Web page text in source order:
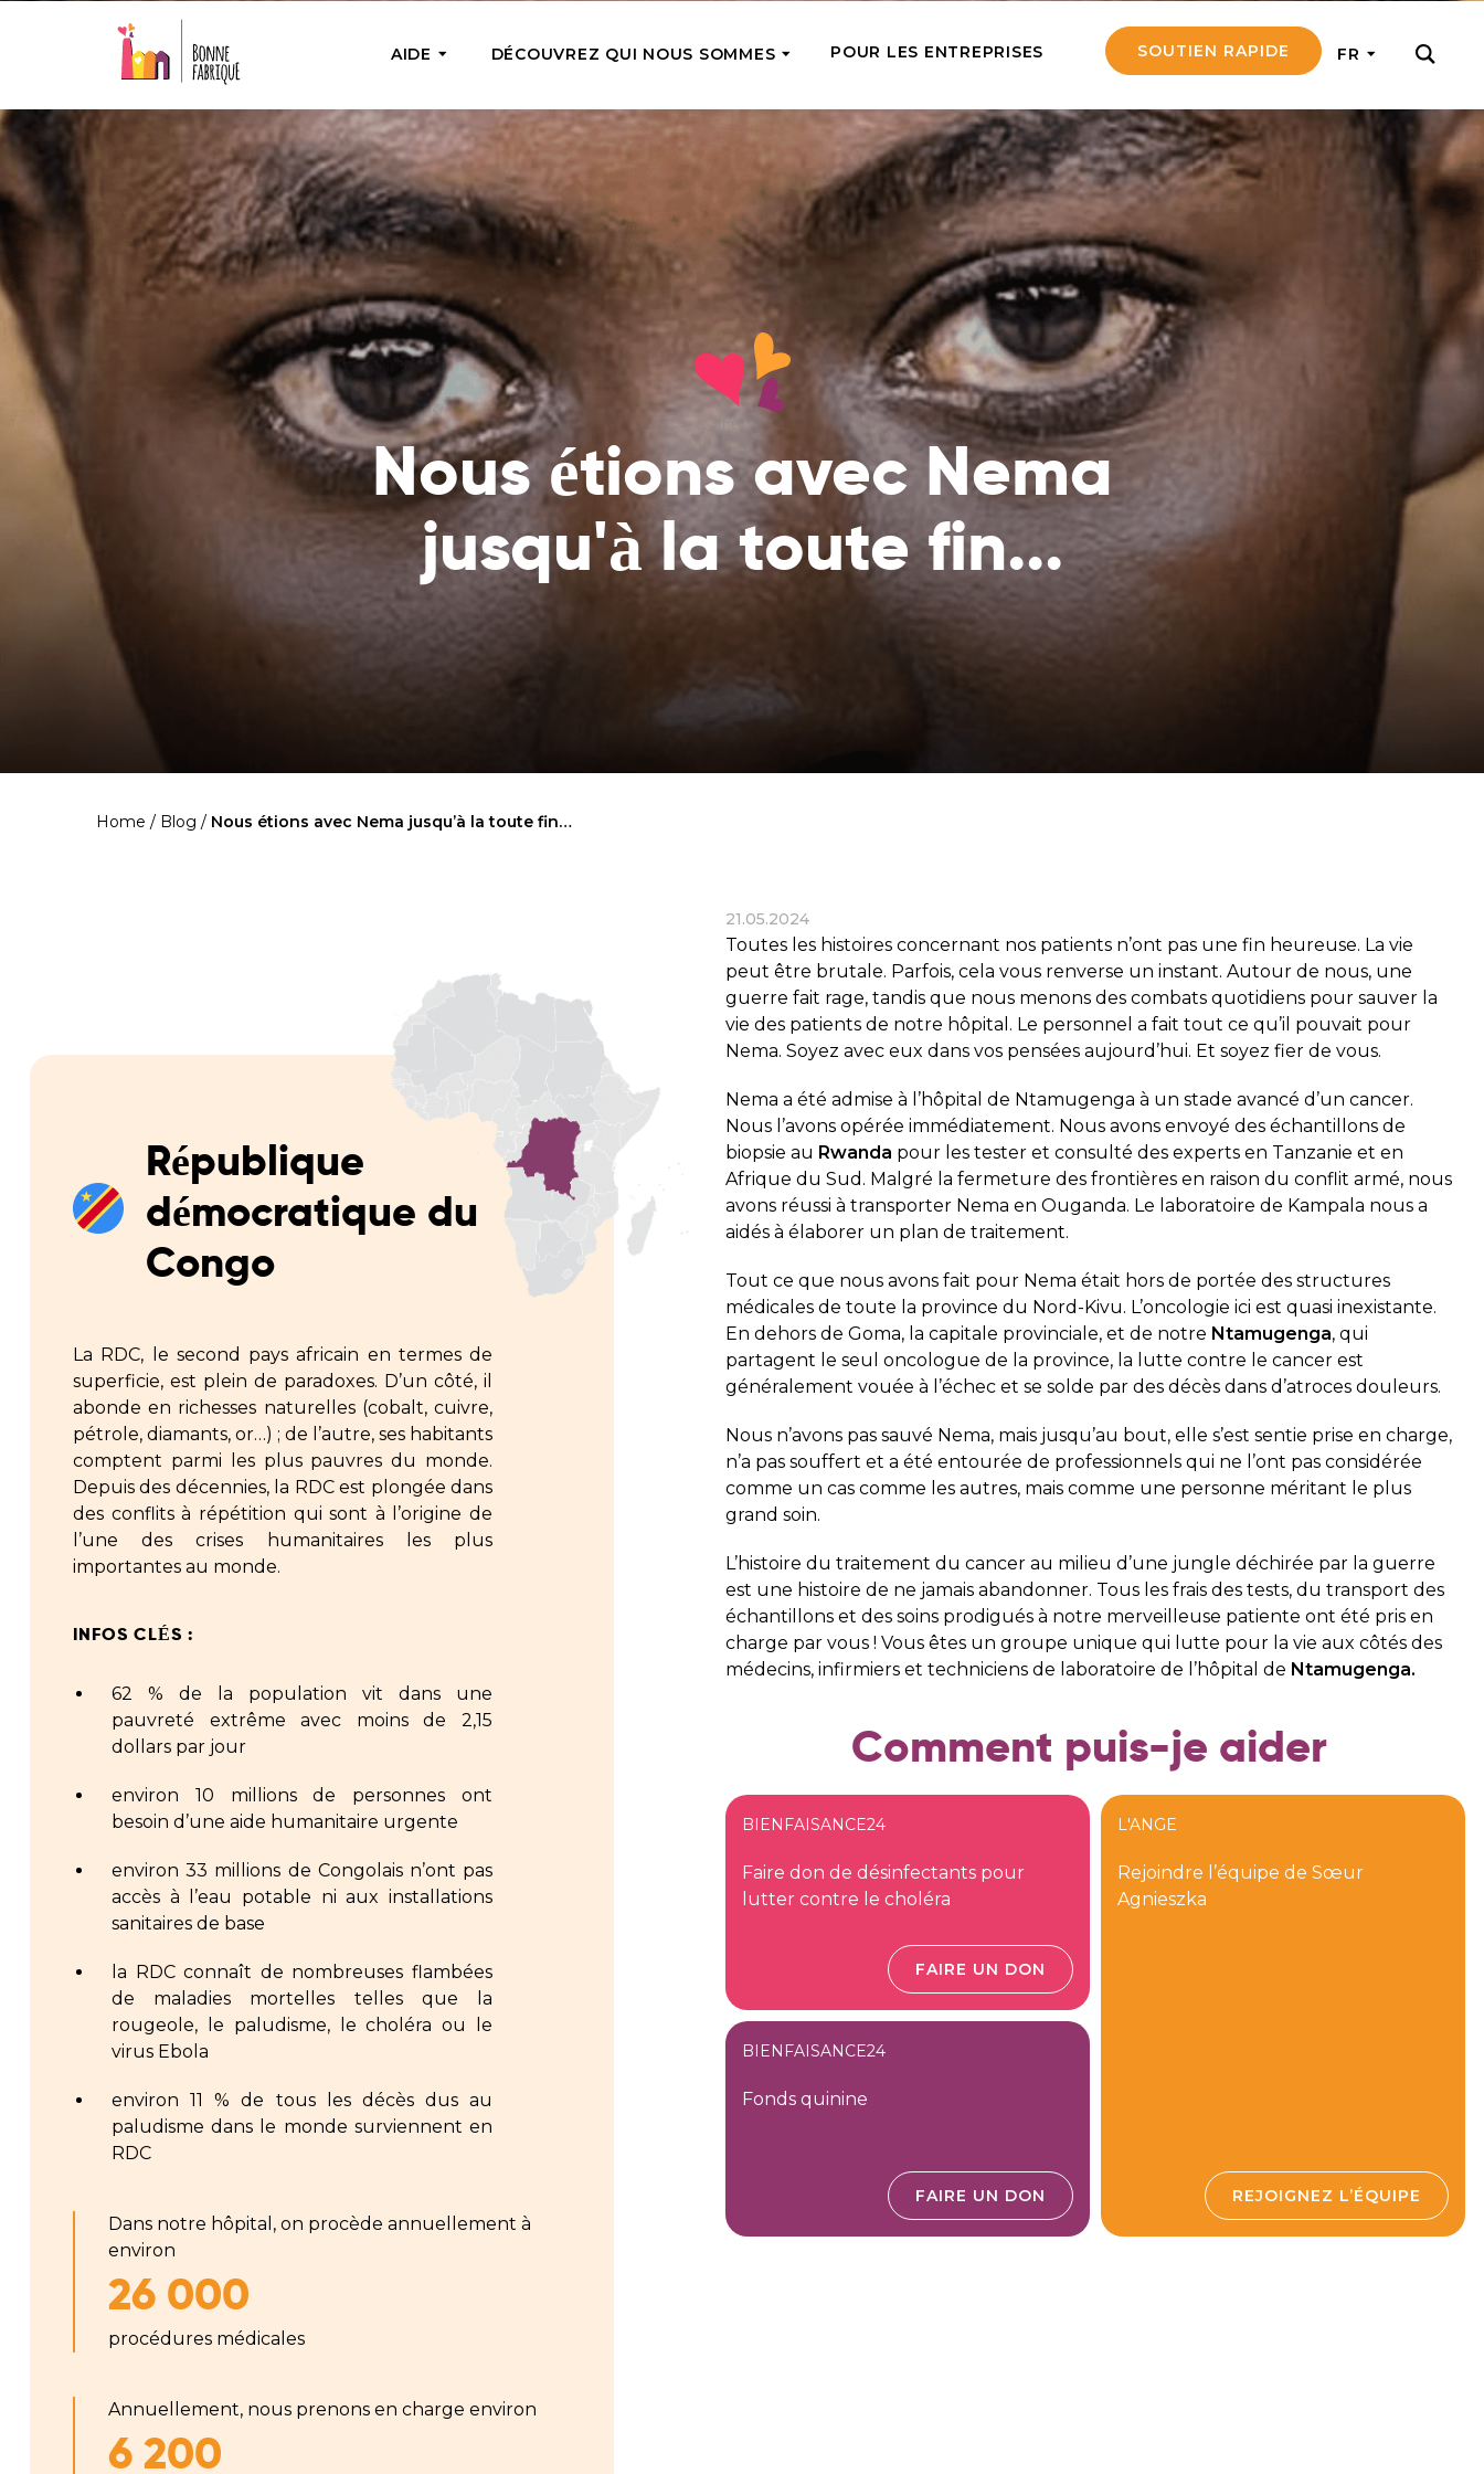
AIDE
AIDE PONCTUELLE
Aide urgente
Fournir de l’aide là où elle est le plus
nécessaire en ce moment
Bienfaisance24
Achetez pour les personnes dans le
besoin sur notre marché de bonnes
actions
SOUTIEN RÉGULIER
Tope-là 5 !
Soutenez régulièrement notre travail
avec de petits montants et obtenez
une chance de partir en mission
Adoptez une personne âgée
Devenez la famille d’une personne
âgée et soutenez-la à la fois
financièrement et émotionnellement
Équipes d’anges
Soutenez le travail d’un missionnaire
spécifique et restez en contact avec
lui
Souffle de vie
Sauvez un enfant souffrant de la
DÉCOUVREZ QUI NOUS SOMMES
Rencontrez les coursiers du soutien
que vous avez fourni
Comment nous aidons
Nous nourrissons, traitons, éduquons
et donnons des emplois – voyez ce
que cela signifie vraiment
Ce que nous avons déjà fait
Lisez les histoires des personnes que
nous avons déjà aidées
Où nous opérons
Consultez la liste des endroits où votre
aide parvient
Rapports financiers
POUR LES ENTREPRISES SOUTIEN RAPIDE FR
Nous étions avec Nema
jusqu'à la toute fin...
Home / Blog / Nous étions avec Nema jusqu’à la toute fin…
République
démocratique du
Congo
La RDC, le second pays africain en termes de
superficie, est plein de paradoxes. D’un côté, il
abonde en richesses naturelles (cobalt, cuivre,
pétrole, diamants, or…) ; de l’autre, ses habitants
comptent parmi les plus pauvres du monde.
Depuis des décennies, la RDC est plongée dans
des conflits à répétition qui sont à l’origine de
l’une des crises humanitaires les plus
importantes au monde.
INFOS CLÉS :
62 % de la population vit dans une
pauvreté extrême avec moins de 2,15
dollars par jour
environ 10 millions de personnes ont
besoin d’une aide humanitaire urgente
environ 33 millions de Congolais n’ont pas
accès à l’eau potable ni aux installations
sanitaires de base
la RDC connaît de nombreuses flambées
de maladies mortelles telles que la
rougeole, le paludisme, le choléra ou le
virus Ebola
environ 11 % de tous les décès dus au
paludisme dans le monde surviennent en
RDC
Dans notre hôpital, on procède annuellement à
environ
26 000
procédures médicales
Annuellement, nous prenons en charge environ
6 200
21.05.2024
Toutes les histoires concernant nos patients n’ont pas une fin heureuse. La vie
peut être brutale. Parfois, cela vous renverse un instant. Autour de nous, une
guerre fait rage, tandis que nous menons des combats quotidiens pour sauver la
vie des patients de notre hôpital. Le personnel a fait tout ce qu’il pouvait pour
Nema. Soyez avec eux dans vos pensées aujourd’hui. Et soyez fier de vous.
Nema a été admise à l’hôpital de Ntamugenga à un stade avancé d’un cancer.
Nous l’avons opérée immédiatement. Nous avons envoyé des échantillons de
biopsie au Rwanda pour les tester et consulté des experts en Tanzanie et en
Afrique du Sud. Malgré la fermeture des frontières en raison du conflit armé, nous
avons réussi à transporter Nema en Ouganda. Le laboratoire de Kampala nous a
aidés à élaborer un plan de traitement.
Tout ce que nous avons fait pour Nema était hors de portée des structures
médicales de toute la province du Nord-Kivu. L’oncologie ici est quasi inexistante.
En dehors de Goma, la capitale provinciale, et de notre Ntamugenga, qui
partagent le seul oncologue de la province, la lutte contre le cancer est
généralement vouée à l’échec et se solde par des décès dans d’atroces douleurs.
Nous n’avons pas sauvé Nema, mais jusqu’au bout, elle s’est sentie prise en charge,
n’a pas souffert et a été entourée de professionnels qui ne l’ont pas considérée
comme un cas comme les autres, mais comme une personne méritant le plus
grand soin.
L’histoire du traitement du cancer au milieu d’une jungle déchirée par la guerre
est une histoire de ne jamais abandonner. Tous les frais des tests, du transport des
échantillons et des soins prodigués à notre merveilleuse patiente ont été pris en
charge par vous ! Vous êtes un groupe unique qui lutte pour la vie aux côtés des
médecins, infirmiers et techniciens de laboratoire de l’hôpital de Ntamugenga.
Comment puis-je aider
BIENFAISANCE24
Faire don de désinfectants pour
lutter contre le choléra
FAIRE UN DON
BIENFAISANCE24
Fonds quinine
FAIRE UN DON
L'ANGE
Rejoindre l’équipe de Sœur
Agnieszka
REJOIGNEZ L’ÉQUIPE